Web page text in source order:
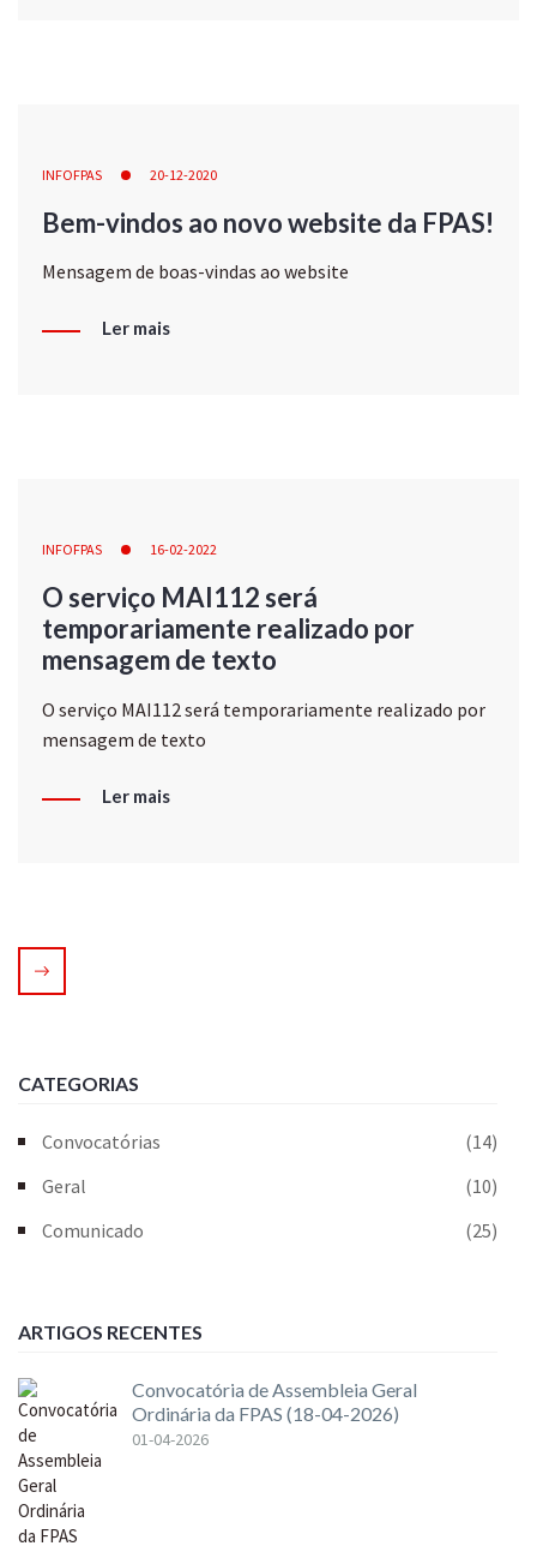
INFOFPAS 20-12-2020
Bem-vindos ao novo website da FPAS!
Mensagem de boas-vindas ao website
Ler mais
INFOFPAS 16-02-2022
O serviço MAI112 será
temporariamente realizado por
mensagem de texto
O serviço MAI112 será temporariamente realizado por
mensagem de texto
Ler mais
CATEGORIAS
Convocatórias
(14)
Geral
(10)
Comunicado
(25)
ARTIGOS RECENTES
Convocatória de Assembleia Geral
Ordinária da FPAS (18-04-2026)
01-04-2026